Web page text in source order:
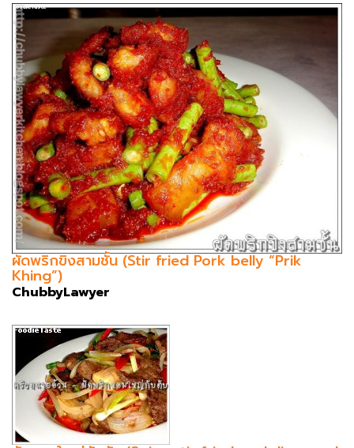
ผัดพริกขิงสามชั้น (Stir fried Pork belly “Prik
Khing”)
ChubbyLawyer